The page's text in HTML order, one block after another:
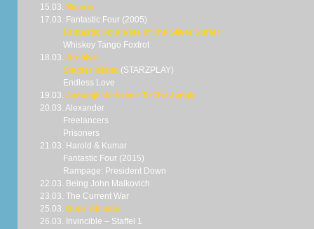
15.03. Sicario
17.03. Fantastic Four (2005)
Fantastic Four Rise of The Silver Surfer
Whiskey Tango Foxtrot
18.03. Archive
Shutter Island (STARZPLAY)
Endless Love
19.03. Jumanji: Welcome To The Jungle
20.03. Alexander
Freelancers
Prisoners
21.03. Harold & Kumar
Fantastic Four (2015)
Rampage: President Down
22.03. Being John Malkovich
23.03. The Current War
25.03. Guns Akimbo
26.03. Invincible – Staffel 1